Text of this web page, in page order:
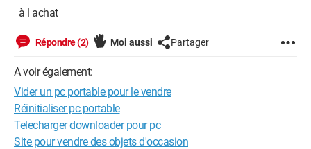
à l achat
Répondre (2) Moi aussi Partager
A voir également:
Vider un pc portable pour le vendre
Réinitialiser pc portable
Telecharger downloader pour pc
Site pour vendre des objets d'occasion